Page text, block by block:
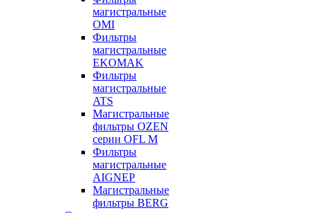
магистральные
OMI
Фильтры
магистральные
EKOMAK
Фильтры
магистральные
ATS
Магистральные
фильтры OZEN
серии OFL M
Фильтры
магистральные
AIGNEP
Магистральные
фильтры BERG